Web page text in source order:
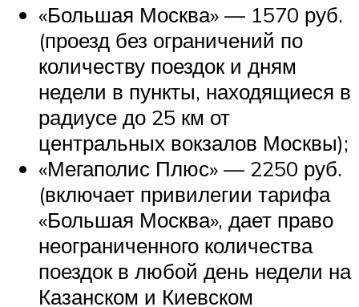
«Большая Москва» — 1570 руб.
(проезд без ограничений по
количеству поездок и дням
недели в пункты, находящиеся в
радиусе до 25 км от
центральных вокзалов Москвы);
«Мегаполис Плюс» — 2250 руб.
(включает привилегии тарифа
«Большая Москва», дает право
неограниченного количества
поездок в любой день недели на
Казанском и Киевском